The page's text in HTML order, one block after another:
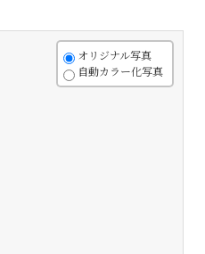
オリジナル写真
自動カラー化写真